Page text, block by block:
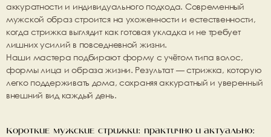
аккуратности и индивидуального подхода. Современный
мужской образ строится на ухоженности и естественности,
когда стрижка выглядит как готовая укладка и не требует
лишних усилий в повседневной жизни.
Наши мастера подбирают форму с учётом типа волос,
формы лица и образа жизни. Результат — стрижка, которую
легко поддерживать дома, сохраняя аккуратный и уверенный
внешний вид каждый день.
Короткие мужские стрижки: практично и актуально: